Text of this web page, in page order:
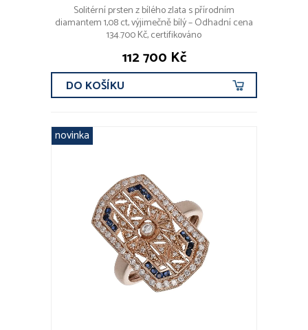
Solitérní prsten z bílého zlata s přírodním
diamantem 1,08 ct, výjimečně bílý – Odhadní cena
134.700 Kč, certifikováno
112 700 Kč
DO KOŠÍKU
novinka